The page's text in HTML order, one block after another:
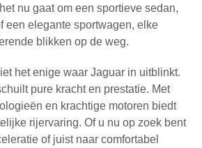
nu gaat om een sportieve sedan,
een elegante sportwagen, elke
blikken op de weg.
het enige waar Jaguar in uitblinkt.
pure kracht en prestatie. Met
en krachtige motoren biedt
rijervaring. Of u nu op zoek bent
of juist naar comfortabel